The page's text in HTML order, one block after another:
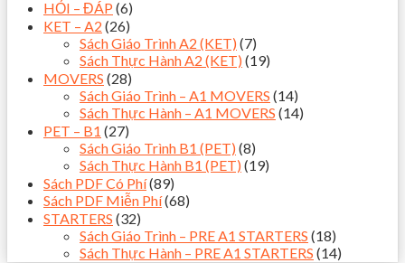
HỎI – ĐÁP (6)
KET – A2 (26)
Sách Giáo Trình A2 (KET) (7)
Sách Thực Hành A2 (KET) (19)
MOVERS (28)
Sách Giáo Trình – A1 MOVERS (14)
Sách Thực Hành – A1 MOVERS (14)
PET – B1 (27)
Sách Giáo Trình B1 (PET) (8)
Sách Thực Hành B1 (PET) (19)
Sách PDF Có Phí(89)
Sách PDF Miễn Phí(68)
STARTERS (32)
Sách Giáo Trình – PRE A1 STARTERS (18)
Sách Thực Hành – PRE A1 STARTERS (14)